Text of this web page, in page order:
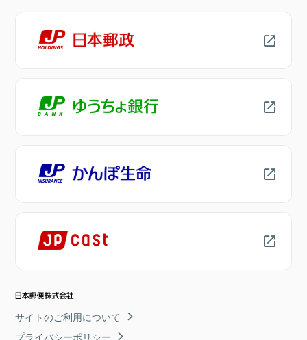
サイトのご利用について
プライバシーポリシー